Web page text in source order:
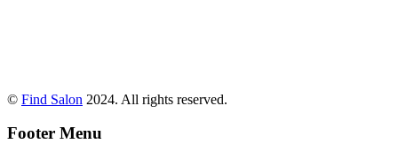
© Find Salon 2024. All rights reserved.
Footer Menu